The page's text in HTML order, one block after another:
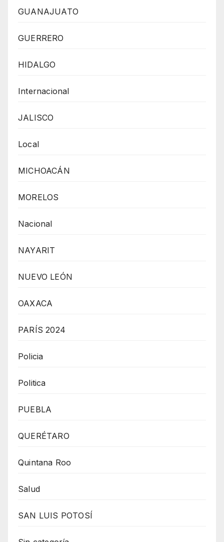
GUANAJUATO
GUERRERO
HIDALGO
Internacional
JALISCO
Local
MICHOACÁN
MORELOS
Nacional
NAYARIT
NUEVO LEÓN
OAXACA
PARÍS 2024
Policia
Politica
PUEBLA
QUERÉTARO
Quintana Roo
Salud
SAN LUIS POTOSÍ